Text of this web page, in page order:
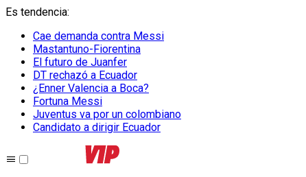
Es tendencia:
Cae demanda contra Messi
Mastantuno-Fiorentina
El futuro de Juanfer
DT rechazó a Ecuador
¿Enner Valencia a Boca?
Fortuna Messi
Juventus va por un colombiano
Candidato a dirigir Ecuador